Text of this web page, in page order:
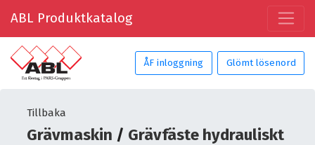
ABL Produktkatalog
ÅF inloggning Glömt lösenord
Tillbaka
Grävmaskin / Grävfäste hydrauliskt